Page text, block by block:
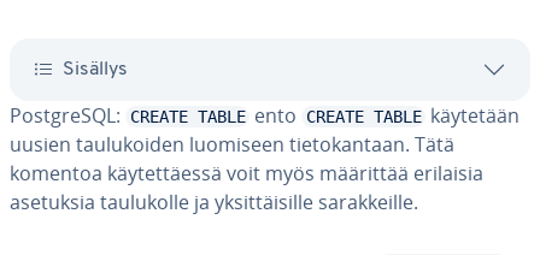
Sisällys
PostgreSQL: CREATE TABLE ento CREATE TABLE käytetään
uusien tau­lu­koi­den luomiseen tie­to­kan­taan. Tätä
komentoa käy­tet­täes­sä voit myös määrittää erilaisia
asetuksia tau­lu­kol­le ja yk­sit­täi­sil­le sa­rak­keil­le.